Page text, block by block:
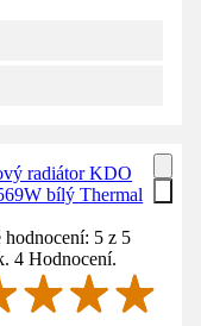
radiátor KDO
bílý Thermal
hodnocení: 5 z 5
4 Hodnocení.